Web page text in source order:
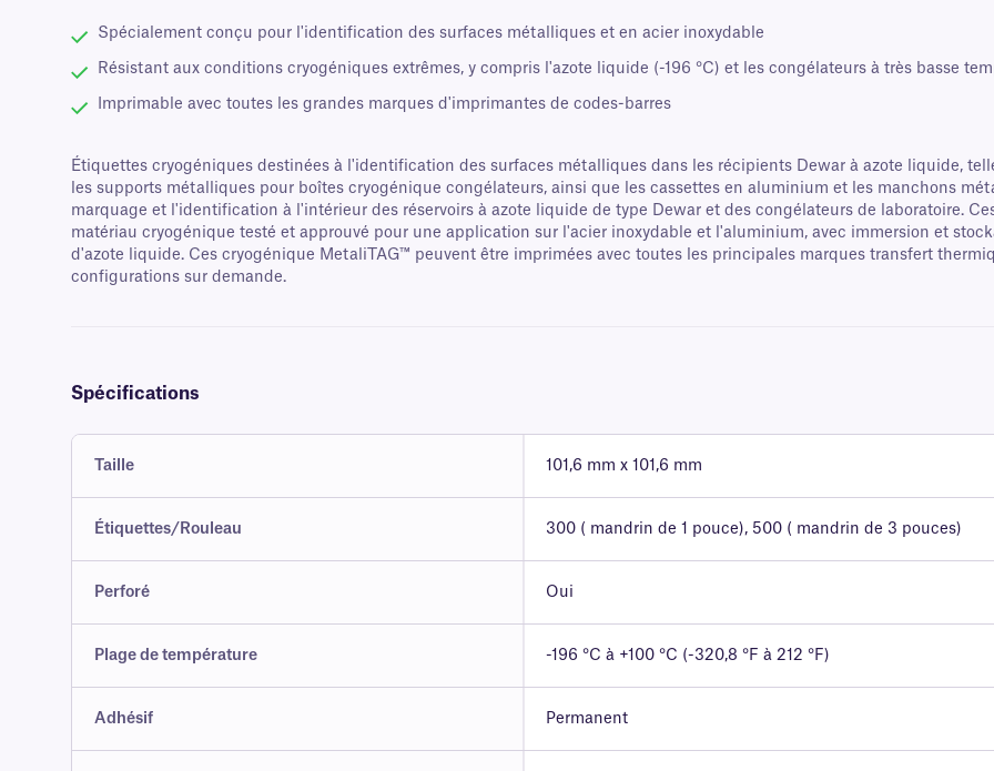
Spécialement conçu pour l'identification des surfaces métalliques et en acier inoxydable
Résistant aux conditions cryogéniques extrêmes, y compris l'azote liquide (-196 °C) et les congélateurs à très basse
Imprimable avec toutes les grandes marques d'imprimantes de codes-barres
Étiquettes cryogéniques destinées à l'identification des surfaces métalliques dans les récipients Dewar à azote liquide,
les supports métalliques pour boîtes cryogénique congélateurs, ainsi que les cassettes en aluminium et les manchons
marquage et l'identification à l'intérieur des réservoirs à azote liquide de type Dewar et des congélateurs de laboratoire.
matériau cryogénique testé et approuvé pour une application sur l'acier inoxydable et l'aluminium, avec immersion et
d'azote liquide. Ces cryogénique MetaliTAG™ peuvent être imprimées avec toutes les principales marques transfert
configurations sur demande.
Spécifications
Taille 101,6 mm x 101,6 mm
Étiquettes/Rouleau 300 ( mandrin de 1 pouce), 500 ( mandrin de 3 pouces)
Perforé Oui
Plage de température -196 °C à +100 °C (-320,8 °F à 212 °F)
Adhésif Permanent